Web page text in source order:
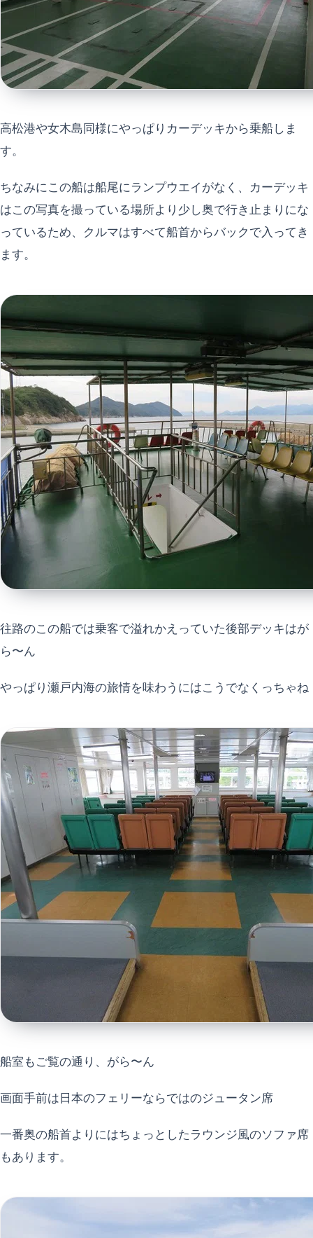
高松港や女木島同様にやっぱりカーデッキから乗船しま
す。
ちなみにこの船は船尾にランプウエイがなく、カーデッキ
はこの写真を撮っている場所より少し奥で行き止まりにな
っているため、クルマはすべて船首からバックで入ってき
ます。
往路のこの船では乗客で溢れかえっていた後部デッキはが
ら〜ん
やっぱり瀬戸内海の旅情を味わうにはこうでなくっちゃね
船室もご覧の通り、がら〜ん
画面手前は日本のフェリーならではのジュータン席
一番奥の船首よりにはちょっとしたラウンジ風のソファ席
もあります。